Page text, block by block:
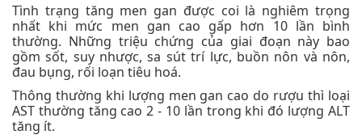
Tình trạng tăng men gan được coi là nghiêm trọng
nhất khi mức men gan cao gấp hơn 10 lần bình
thường. Những triệu chứng của giai đoạn này bao
gồm sốt, suy nhược, sa sút trí lực, buồn nôn và nôn,
đau bụng, rối loạn tiêu hoá.
Thông thường khi lượng men gan cao do rượu thì loại
AST thường tăng cao 2 - 10 lần trong khi đó lượng ALT
tăng ít.